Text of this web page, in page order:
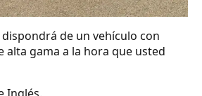
de un vehículo con
alta gama a la hora que usted